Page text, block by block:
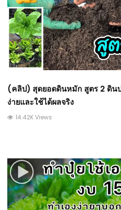
(คลิป) สุดยอดดินหมัก สูตร 2 ดิน
ง่ายและใช้ได้ผลจริง
14.42K Views